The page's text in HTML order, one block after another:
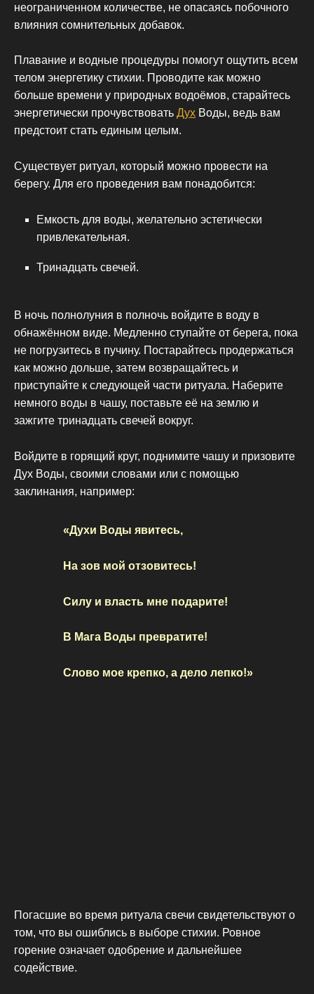
неограниченном количестве, не опасаясь побочного
влияния сомнительных добавок.
Плавание и водные процедуры помогут ощутить всем
телом энергетику стихии. Проводите как можно
больше времени у природных водоёмов, старайтесь
энергетически прочувствовать Дух Воды, ведь вам
предстоит стать единым целым.
Существует ритуал, который можно провести на
берегу. Для его проведения вам понадобится:
Емкость для воды, желательно эстетически
привлекательная.
Тринадцать свечей.
В ночь полнолуния в полночь войдите в воду в
обнажённом виде. Медленно ступайте от берега, пока
не погрузитесь в пучину. Постарайтесь продержаться
как можно дольше, затем возвращайтесь и
приступайте к следующей части ритуала. Наберите
немного воды в чашу, поставьте её на землю и
зажгите тринадцать свечей вокруг.
Войдите в горящий круг, поднимите чашу и призовите
Дух Воды, своими словами или с помощью
заклинания, например:
«Духи Воды явитесь,
На зов мой отзовитесь!
Силу и власть мне подарите!
В Мага Воды превратите!
Слово мое крепко, а дело лепко!»
Погасшие во время ритуала свечи свидетельствуют о
том, что вы ошиблись в выборе стихии. Ровное
горение означает одобрение и дальнейшее
содействие.